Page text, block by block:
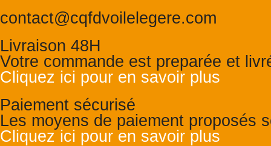
contact@cqfdvoilelegere.com
Livraison 48H
Votre commande est preparée et
Cliquez ici pour en savoir plus
Paiement sécurisé
Les moyens de paiement proposés
Cliquez ici pour en savoir plus